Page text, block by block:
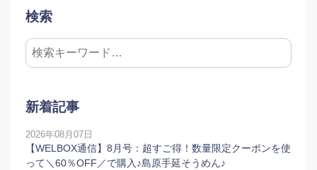
検索
新着記事
2026年08月07日
【WELBOX通信】8月号：超すご得！数量限定クーポンを使
って＼60％OFF／で購入♪島原手延そうめん♪